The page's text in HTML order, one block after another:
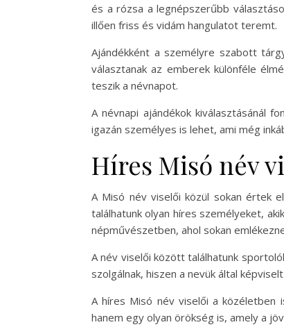
és a rózsa a legnépszerűbb
illően friss és vidám hangulatot teremt.
Ajándékként a személyre szabott
választanak az emberek különféle
teszik a névnapot.
A névnapi ajándékok kiválasztásánál
igazán személyes is lehet, ami még
Híres Misó név
A Misó név viselői közül sokan értek
találhatunk olyan híres személyeket,
népművészetben, ahol sokan
A név viselői között találhatunk
szolgálnak, hiszen a nevük által
A híres Misó név viselői a közéletben
hanem egy olyan örökség is, amely a